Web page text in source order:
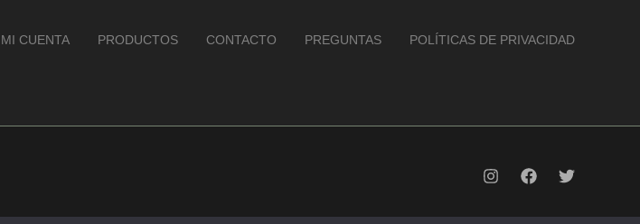
MI CUENTA PRODUCTOS CONTACTO PREGUNTAS POLÍTICAS DE PRIVACIDAD